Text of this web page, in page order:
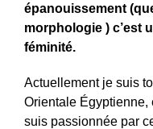
épanouissement
morphologie ) c’est
féminité.
Actuellement je suis
Orientale
suis passionnée par